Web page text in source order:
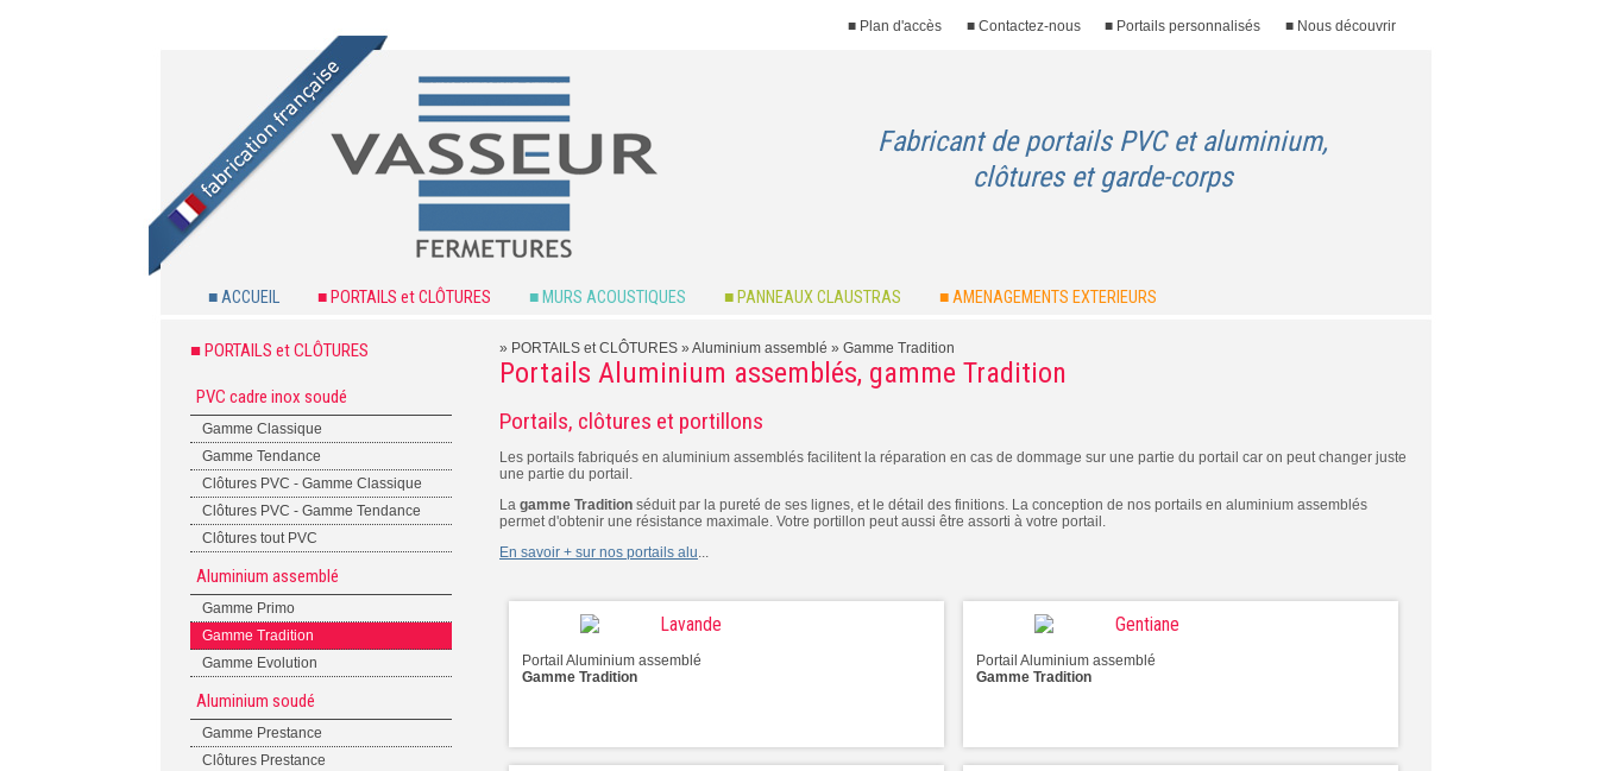
■ Nous découvrir
■ Portails personnalisés
■ Contactez-nous
■ Plan d'accès
Fabricant de portails PVC et aluminium,
clôtures et garde-corps
■ ACCUEIL ■ PORTAILS et CLÔTURES ■ MURS ACOUSTIQUES ■ PANNEAUX CLAUSTRAS ■ AMENAGEMENTS EXTERIEURS
■ PORTAILS et CLÔTURES
PVC cadre inox soudé
Gamme Classique
Gamme Tendance
Clôtures PVC - Gamme Classique
Clôtures PVC - Gamme Tendance
Clôtures tout PVC
Aluminium assemblé
Gamme Primo
Gamme Tradition
Gamme Evolution
Aluminium soudé
Gamme Prestance
Clôtures Prestance
» PORTAILS et CLÔTURES » Aluminium assemblé » Gamme Tradition
Portails Aluminium assemblés, gamme Tradition
Portails, clôtures et portillons
Les portails fabriqués en aluminium assemblés facilitent la réparation en cas de dommage sur une partie du portail car on peut changer juste
une partie du portail.
La gamme Tradition séduit par la pureté de ses lignes, et le détail des finitions. La conception de nos portails en aluminium assemblés
permet d'obtenir une résistance maximale. Votre portillon peut aussi être assorti à votre portail.
En savoir + sur nos portails alu...
Lavande
Portail Aluminium assemblé
Gamme Tradition
Gentiane
Portail Aluminium assemblé
Gamme Tradition